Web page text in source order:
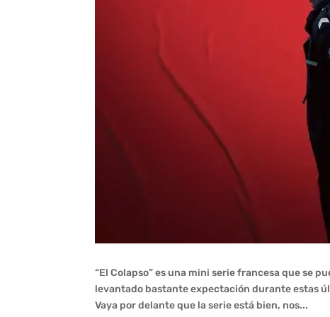
“El Colapso” es una mini serie francesa que se
levantado bastante expectación durante estas
Vaya por delante que la serie está bien, nos...